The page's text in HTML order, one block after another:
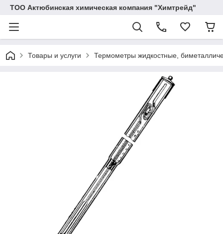
ТОО Актюбинская химическая компания "Химтрейд"
Товары и услуги Термометры жидкостные,